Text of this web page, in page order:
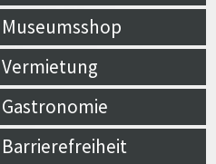
Museumsshop
Vermietung
Gastronomie
Barrierefreiheit